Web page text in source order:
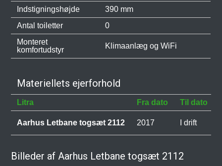
Indstigningshøjde
390 mm
Antal toiletter
0
Monteret
komfortudstyr
Klimaanlæg og WiFi
Materiellets ejerforhold
Litra Fra dato Til dato
Aarhus Letbane togsæt 2112 2017 I drift
Billeder af Aarhus Letbane togsæt 2112